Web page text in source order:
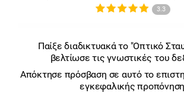
3.3
Παίξε διαδικτυακά το "Οπτικό
βελτίωσε τις γνωστικές του
Απόκτησε πρόσβαση σε αυτό το
εγκεφαλικής